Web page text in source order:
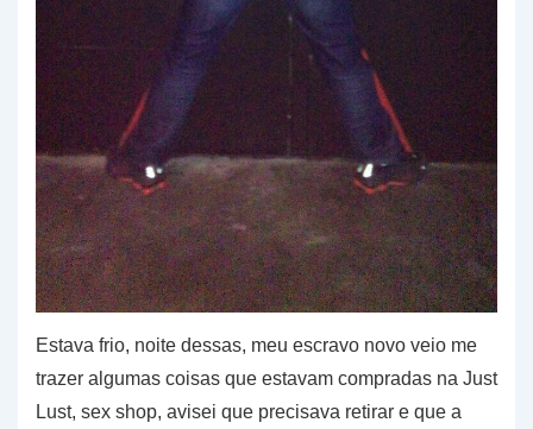
Estava frio, noite dessas, meu escravo novo veio me
trazer algumas coisas que estavam compradas na Just
Lust, sex shop, avisei que precisava retirar e que a